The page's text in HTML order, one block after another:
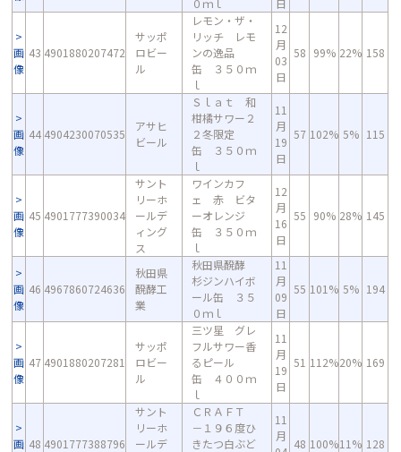
０ｍｌ
日
画
像
43 4901880207472
サッポ
ロビー
ル
レモン・ザ・
リッチ レモ
ンの逸品
缶 ３５０ｍ
ｌ
12
月
03
日
58 99% 22% 158
画
像
44 4904230070535
アサヒ
ビール
Ｓｌａｔ 和
柑橘サワー２
２冬限定
缶 ３５０ｍ
ｌ
11
月
19
日
57 102% 5% 115
画
像
45 4901777390034
サント
リーホ
ールデ
ィング
ス
ワインカフ
ェ 赤 ビタ
ーオレンジ
缶 ３５０ｍ
ｌ
12
月
16
日
55 90% 28% 145
画
像
46 4967860724636
秋田県
醗酵工
業
秋田県醗酵
杉ジンハイボ
ール缶 ３５
０ｍｌ
11
月
09
日
55 101% 5% 194
画
像
47 4901880207281
サッポ
ロビー
ル
三ツ星 グレ
フルサワー香
るピール
缶 ４００ｍ
ｌ
11
月
19
日
51 112%20% 169
画 48 4901777388796
サント
リーホ
ールデ
ＣＲＡＦＴ
－１９６度ひ
きたつ白ぶど
11
月
48 100%11% 128